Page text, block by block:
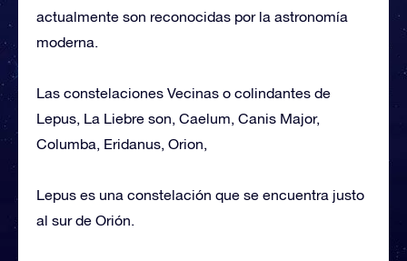
actualmente son reconocidas por la astronomía
moderna.
Las constelaciones Vecinas o colindantes de
Lepus, La Liebre son, Caelum, Canis Major,
Columba, Eridanus, Orion,
Lepus es una constelación que se encuentra justo
al sur de Orión.